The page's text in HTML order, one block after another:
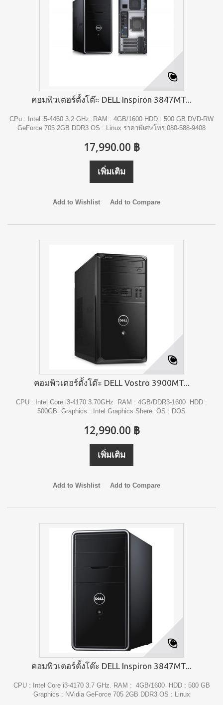
คอมพิวเตอร์ตั้งโต๊ะ DELL Inspiron 3847MT...
CPu : Intel i5-4460 3.2 GHz. RAM : 4GB/1600 HDD : 500 GB DVD-RW
GeForce 705 2GB DDR3 OS : Linux ราคาพิเศษโทร.080-588-9408
17,990.00 ฿
เพิ่มเติม
Add to Wishlist Add to Compare
คอมพิวเตอร์ตั้งโต๊ะ DELL Vostro 3900MT...
CPU : Intel Core i3-4170 3.70GHz RAM : 4GB/DDR3-1600 HDD :
500GB Graphics : Intel Graphics Shere OS : DOS
12,990.00 ฿
เพิ่มเติม
Add to Wishlist Add to Compare
คอมพิวเตอร์ตั้งโต๊ะ DELL Inspiron 3847MT...
CPU : Intel Core i3-4170 3.7 GHz. RAM : 4GB/1600 HDD : 500 GB
Graphics : NVidia GeForce 705 2GB DDR3 OS : Linux